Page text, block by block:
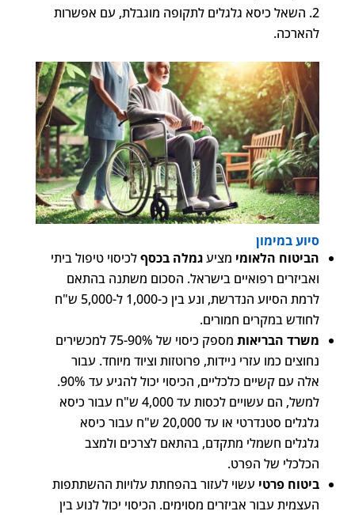
השאל כיסא גלגלים לתקופה מוגבלת, עם אפשרות
להארכה.
סיוע במימון
הביטוח הלאומי מציעגמלה בכסףלכיסוי טיפול ביתי
ואביזרים רפואיים בישראל. הסכום משתנה בהתאם
לרמת הסיוע הנדרשת, ונע בין כ-1,000 ל-5,000 ש"ח
לחודש במקרים חמורים.
משרד הבריאות
מספק כיסוי של 75-90% למכשירים
נחוצים כמו עזרי ניידות, פרוטזות וציוד מיוחד. עבור
אלה עם קשיים כלכליים, הכיסוי יכול להגיע עד 90%.
למשל, הם עשויים לכסות עד 4,000 ש"ח עבור כיסא
גלגלים סטנדרטי או עד 20,000 ש"ח עבור כיסא
גלגלים חשמלי מתקדם, בהתאם לצרכים ולמצב
הכלכלי של הפרט.
ביטוח פרטי עשוי לעזור בהפחתת עלויות ההשתתפות
העצמית עבור אביזרים מסוימים. הכיסוי יכול לנוע בין